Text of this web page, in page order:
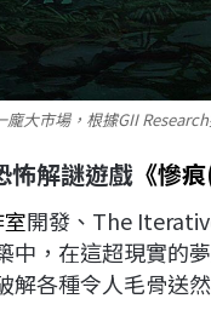
大市場，根據GII
怖解謎遊戲 《慘
開發、The
中，在這超現實的
解各種令人毛骨送